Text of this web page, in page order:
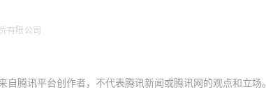
有限公司
自腾讯平台创作者，不代表腾讯新闻或腾讯网的观点和立场。